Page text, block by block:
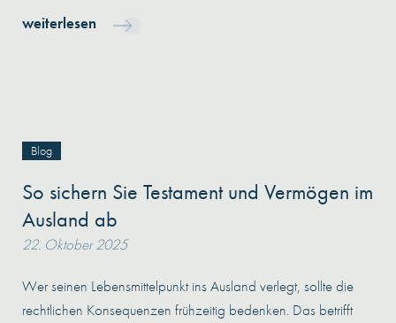
weiterlesen
Blog
So sichern Sie Testament und Vermögen im
Ausland ab
22. Oktober 2025
Wer seinen Lebensmittelpunkt ins Ausland verlegt, sollte die
rechtlichen Konsequenzen frühzeitig bedenken. Das betrifft